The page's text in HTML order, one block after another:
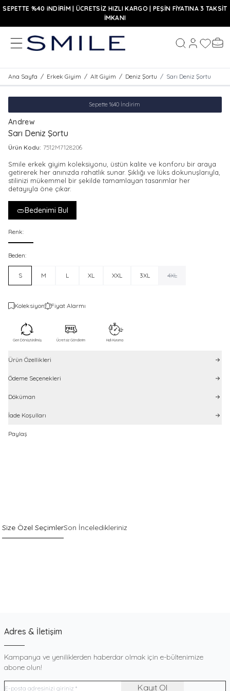
SEPETTE %40 iNDİRİM | ÜCRETSİZ HIZLI KARGO | PEŞİN FİYATINA 3 TAKSİT
İMKANI
MENÜ Hesabım
Ana Sayfa / Erkek Giyim / Alt Giyim / Deniz Şortu / Sarı Deniz Şortu
Sepette %40 İndirim
Andrew
Sarı Deniz Şortu
Ürün Kodu: 7512M7128206
Smile erkek giyim koleksiyonu, üstün kalite ve konforu bir araya
getirerek her anınızda rahatlık sunar. Şıklığı ve lüks dokunuşlarıyla,
stilinizi mükemmel bir şekilde tamamlayan tasarımlar her
detayıyla öne çıkar.
Bedenimi Bul
Renk:
Beden:
S M L XL XXL 3XL 4XL
Koleksiyon Fiyat Alarmı
Geri Dönüştürülmüş Ücretsiz Gönderim Hızlı Kuruma
Ürün Özellikleri
Ödeme Seçenekleri
Döküman
İade Koşulları
Paylaş
Size Özel SeçimlerSon İnceledikleriniz
Adres & İletişim
Kampanya ve yeniliklerden haberdar olmak için e-bültenimize
abone olun!
Kayıt Ol